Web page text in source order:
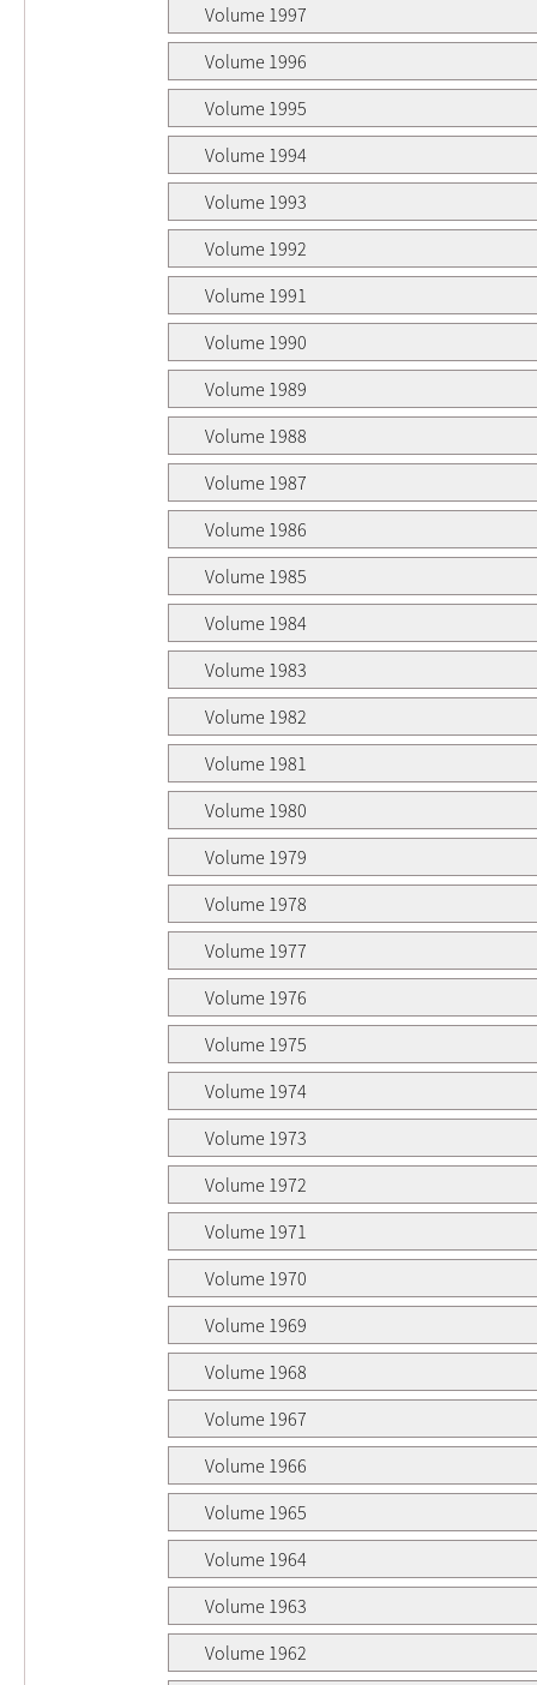
Volume 1997
Volume 1996
Volume 1995
Volume 1994
Volume 1993
Volume 1992
Volume 1991
Volume 1990
Volume 1989
Volume 1988
Volume 1987
Volume 1986
Volume 1985
Volume 1984
Volume 1983
Volume 1982
Volume 1981
Volume 1980
Volume 1979
Volume 1978
Volume 1977
Volume 1976
Volume 1975
Volume 1974
Volume 1973
Volume 1972
Volume 1971
Volume 1970
Volume 1969
Volume 1968
Volume 1967
Volume 1966
Volume 1965
Volume 1964
Volume 1963
Volume 1962